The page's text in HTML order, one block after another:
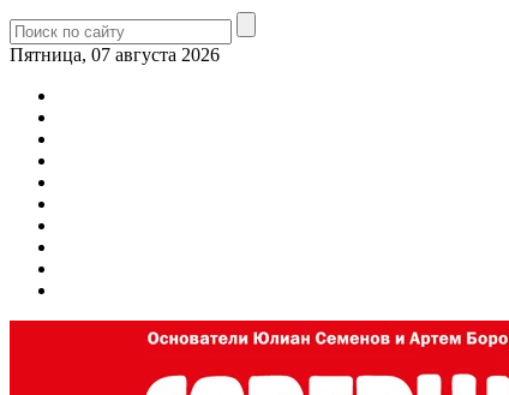
Пятница, 07 августа 2026